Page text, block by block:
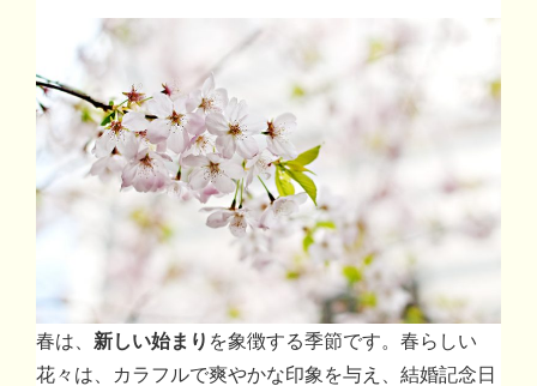
春は、 新しい始まり を象徴する季節です。春らしい
花々は、カラフルで爽やかな印象を与え、結婚記念日